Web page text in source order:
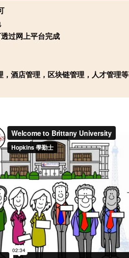
过网上平台完成
酒店管理，区块链管理，人才管理等